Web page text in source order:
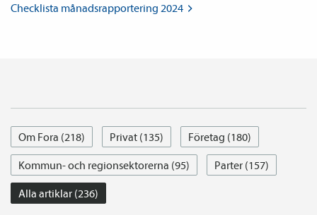
Checklista månads­rapportering 2024
Om Fora (218) Privat (135)
Företag (180)
Kommun- och regionsektorerna (95)
Parter (157)
Alla artiklar (236)